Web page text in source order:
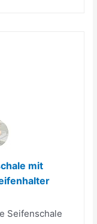
mit
Seifenschale